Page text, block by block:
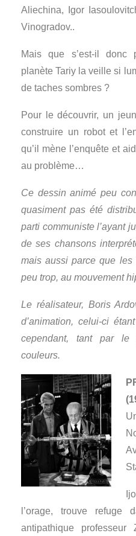
Aliechina, Igor
Vinogradov..
Mais que s’est-il donc
planète Tariy la veille si
de taches sombres ?
Pour le découvrir, un
construire un robot et
qu’il mène l’enquête et
au problème…
Ce dessin animé peu
quasiment pas été
parti communiste l’ayant
de ses chansons
mais aussi parce que les
peu trop, au mouvement
Le réalisateur, Boris
d’animation, celui-ci
cependant, tant par
couleurs.
l’orage, trouve
antipathique